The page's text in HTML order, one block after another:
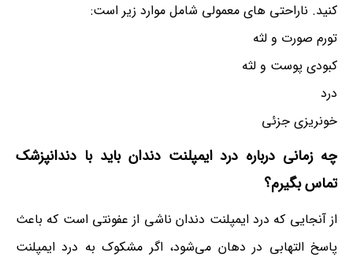
کنید. ناراحتی های معمولی شامل موارد زیر است:
تورم صورت و لثه
کبودی پوست و لثه
درد
خونریزی جزئی
چه زمانی درباره درد ایمپلنت دندان باید با دندانپزشک
تماس بگیرم؟
از آنجایی که درد ایمپلنت دندان ناشی از عفونتی است که باعث
پاسخ التهابی در دهان می‌شود، اگر مشکوک به درد ایمپلنت